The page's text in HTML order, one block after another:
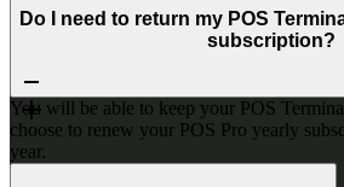
Do I need to return my POS
subscription?
You will be able to keep your POS
choose to renew your POS Pro yearly
year.